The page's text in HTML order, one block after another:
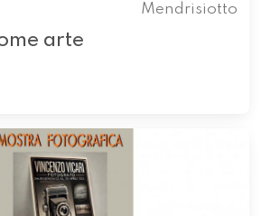
Mendrisiotto
arte